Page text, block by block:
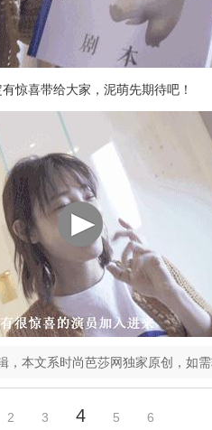
惊喜带给大家，泥萌先期待吧！
本文系时尚芭莎网独家原创，如需
2 3 4 5 6